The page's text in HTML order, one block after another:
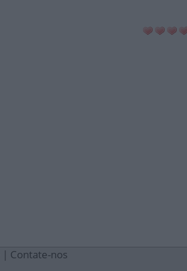
| Contate-nos